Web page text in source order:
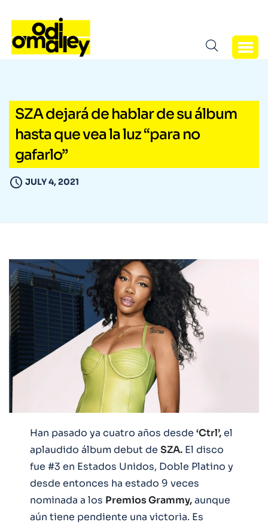
SZA dejará de hablar de su álbum
hasta que vea la luz “para no
gafarlo”
JULY 4, 2021
Han pasado ya cuatro años desde ‘Ctrl’,el
aplaudido álbum debut de SZA. El disco
fue #3 en Estados Unidos, Doble Platino y
desde entonces ha estado 9 veces
nominada a los Premios Grammy,aunque
aún tiene pendiente una victoria. Es